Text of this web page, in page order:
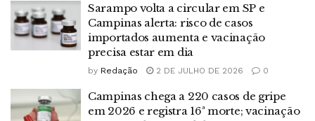
Sarampo volta a circular em SP e
Campinas alerta: risco de casos
importados aumenta e vacinação
precisa estar em dia
by Redação 2 DE JULHO DE 2026 0
Campinas chega a 220 casos de gripe
em 2026 e registra 16ª morte; vacinação